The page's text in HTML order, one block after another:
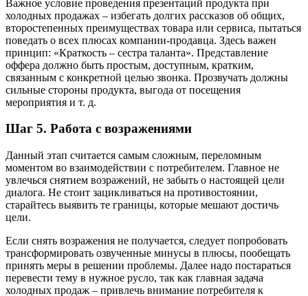
Важное условие проведения презентаций продукта при
холодных продажах – избегать долгих рассказов об общих,
второстепенных преимуществах товара или сервиса, пытаться
поведать о всех плюсах компании-продавца. Здесь важен
принцип: «Краткость – сестра таланта». Представление
оффера должно быть простым, доступным, кратким,
связанным с конкретной целью звонка. Прозвучать должны
сильные стороны продукта, выгода от посещения
мероприятия и т. д.
Шаг 5. Работа с возражениями
Данный этап считается самым сложным, переломным
моментом во взаимодействии с потребителем. Главное не
увлечься снятием возражений, не забыть о настоящей цели
диалога. Не стоит зацикливаться на противостоянии,
старайтесь выявить те границы, которые мешают достичь
цели.
Если снять возражения не получается, следует попробовать
трансформировать озвученные минусы в плюсы, пообещать
принять меры в решении проблемы. Далее надо постараться
перевести тему в нужное русло, так как главная задача
холодных продаж – привлечь внимание потребителя к